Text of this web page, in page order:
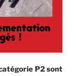
P2 sont